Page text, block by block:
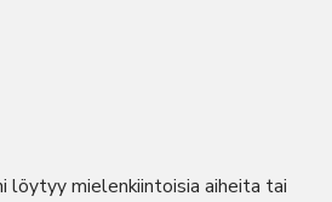
löytyy mielenkiintoisia aiheita tai